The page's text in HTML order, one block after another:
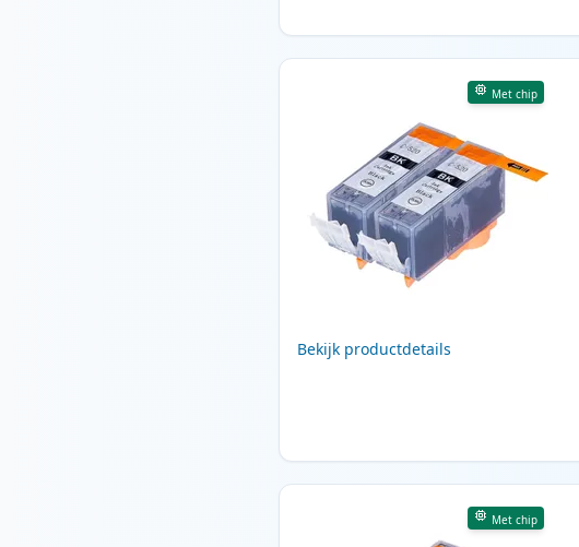
Met chip
Bekijk productdetails
Met chip